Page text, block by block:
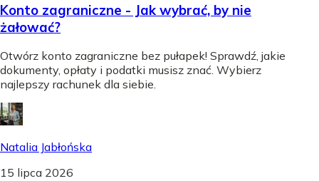
Konto zagraniczne - Jak wybrać, by nie
żałować?
Otwórz konto zagraniczne bez pułapek! Sprawdź, jakie
dokumenty, opłaty i podatki musisz znać. Wybierz
najlepszy rachunek dla siebie.
Natalia Jabłońska
15 lipca 2026